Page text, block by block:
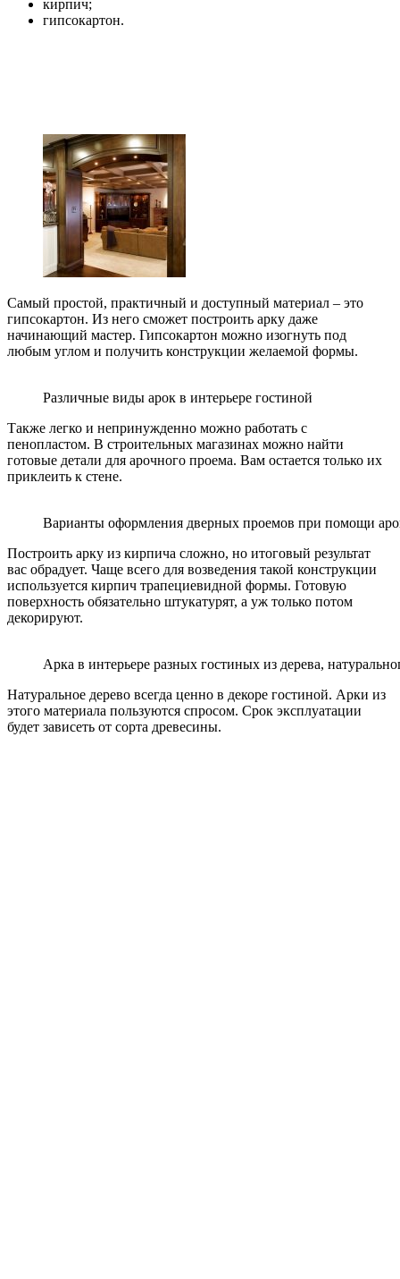
кирпич;
гипсокартон.
Самый простой, практичный и доступный материал – это
гипсокартон. Из него сможет построить арку даже
начинающий мастер. Гипсокартон можно изогнуть под
любым углом и получить конструкции желаемой формы.
Различные виды арок в интерьере гостиной
Также легко и непринужденно можно работать с
пенопластом. В строительных магазинах можно найти
готовые детали для арочного проема. Вам остается только их
приклеить к стене.
Варианты оформления дверных проемов при помощи
Построить арку из кирпича сложно, но итоговый результат
вас обрадует. Чаще всего для возведения такой конструкции
используется кирпич трапециевидной формы. Готовую
поверхность обязательно штукатурят, а уж только потом
декорируют.
Арка в интерьере разных гостиных из дерева,
Натуральное дерево всегда ценно в декоре гостиной. Арки из
этого материала пользуются спросом. Срок эксплуатации
будет зависеть от сорта древесины.